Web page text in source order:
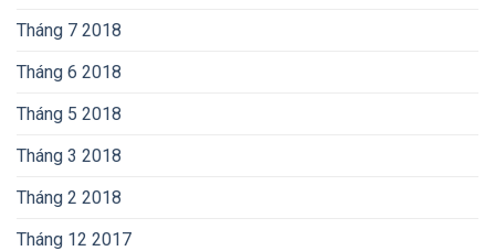
Tháng 7 2018
Tháng 6 2018
Tháng 5 2018
Tháng 3 2018
Tháng 2 2018
Tháng 12 2017